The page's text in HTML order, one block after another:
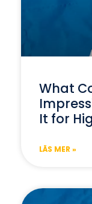
What
It for
LÄS MER »